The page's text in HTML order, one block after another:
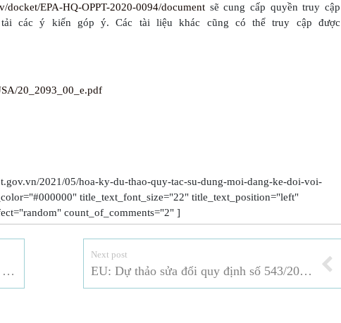
docket/EPA-HQ-OPPT-2020-0094/document sẽ cung cấp quyền truy cập
các ý kiến góp ý. Các tài liệu khác cũng có thể truy cập được
20_2093_00_e.pdf
2021/05/hoa-ky-du-thao-quy-tac-su-dung-moi-dang-ke-doi-voi-
title_text_font_size="22" title_text_position="left"
count_of_comments="2" ]
Rà soát chính sách thương mại lần thứ 2 của Việt Nam trong WTO
Next post
EU: Dự thảo sửa đổi quy định số 543/2011 liên quan đến các tiêu chuẩn tiếp thị trong lĩnh vực rau quả